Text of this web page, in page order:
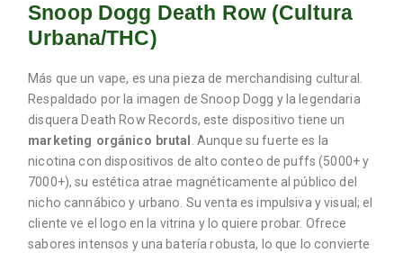
Snoop Dogg Death Row (Cultura
Urbana/THC)
Más que un vape, es una pieza de merchandising cultural.
Respaldado por la imagen de Snoop Dogg y la legendaria
disquera Death Row Records, este dispositivo tiene un
marketing orgánico brutal
. Aunque su fuerte es la
nicotina con dispositivos de alto conteo de puffs (5000+ y
7000+), su estética atrae magnéticamente al público del
nicho cannábico y urbano. Su venta es impulsiva y visual; el
cliente ve el logo en la vitrina y lo quiere probar. Ofrece
sabores intensos y una batería robusta, lo que lo convierte